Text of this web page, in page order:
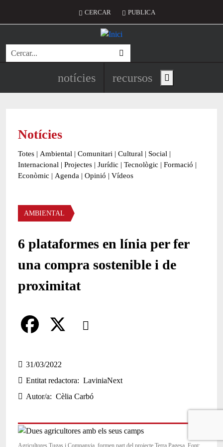
Menú del compte d'usuari
CERCAR PUBLICA
Cerca
Navegació principal de
notícies recursos Show main menu
Notícies
Totes | Ambiental | Comunitari | Cultural | Social |
Internacional | Projectes | Jurídic | Tecnològic | Formació |
Econòmic | Agenda | Opinió | Vídeos
Àmbit de la notícia
AMBIENTAL
6 plataformes en línia per fer
una compra sostenible i de
proximitat
Comparteix
a
c
e
o
31/03/2022
Entitat redactora
LaviniaNext
Autor/a
Cèlia Carbó
Agricultores Tugas i Companyia, formen part del projecte Terra Pagesa. Font: